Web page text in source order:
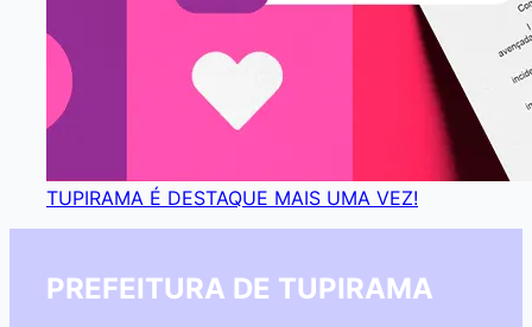
TUPIRAMA É DESTAQUE MAIS UMA VEZ!
PREFEITURA DE TUPIRAMA